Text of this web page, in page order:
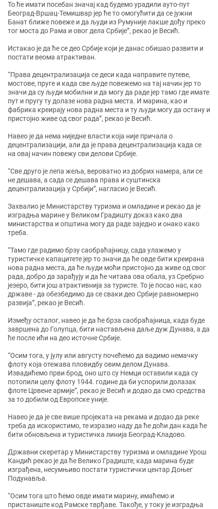
То ће имати посебан значај кад будемо урадили ауто-пут
Београд-Вршац-Темишвар јер ће то омогућити да се јужни
Банат ближе повеже и да људи из Румуније лакше дођу преко
тог моста до Рама и овог дела Србије”, рекао је Весић.
Истакао је да ће се део Србије који је данас обишао развити и
постати веома атрактиван.
“Права децентрализација се деси када направите путеве,
мостове, пруге и када све људе повежемо на тај начин јер то
значи да су људи мобилни и да могу да раде јер тамо где имате
пут и пругу ту долазе нова радна места. И марина, као и
фабрика креирају нова радна места и ту људи могу да остану и
пристојно живе од свог рада”, рекао је Весић.
Навео је да нема ниједне власти која није причала о
децентрализацији, али да је права децентрализација када се
на овај начин повежу сви делови Србије.
“Све друго је лепа жеља, вероватно из добрих намера, али се
не дешава, а сада се дешава права и суштинска
децентрализација у Србији”, нагласио је Весић.
Захвалио је Министарству туризма и омладине и рекао да је
изградња марине у Великом Градишту доказ како два
министарства и општина могу да раде заједно и онако како
треба.
“Тамо где радимо брзу саобраћајницу, сада улажемо у
туристичке капацитете јер то значи да ће овде бити креирана
нова радна места, да ће људи моћи пристојно да живе од свог
рада, добро да зарађују и да ће читава ова обала, уз Сребрно
језеро, бити још атрактивнија за туристе. То је посао нас, као
државе - да обезбедимо да се сваки део Србије равномерно
развија”, рекао је Весић.
Између осталог, навео је да ће брза саобраћајница, када буде
завршена до Голупца, бити настављена даље дуж Дунава, а да
ће после ићи на део источне Србије.
“Осим тога, у јулу или августу почећемо да вадимо немачку
флоту која отежава пловидбу овим делом Дунава.
Извадићемо први брод, оно што су Немци оставили када су
потопили целу флоту 1944. године да би успорили долазак
флоте Црвене армије”, рекао је Весић и додао да смо средства
за то добили од Европске уније.
Навео је да је све више пројеката на рекама и додао да реке
треба да искористимо, те изразио наду да ће доћи дан када ће
бити обновљена и туристичка линија Београд-Кладово.
Државни скеретар у Министарству туризма и омладине Урош
Кандић рекао је да ће Велико Градиште, када марина буде
изграђена, несумњиво постати туристички центар Доњег
Подунавља.
“Осим тога што ћемо овде имати марину, имаћемо и
пристаниште код Рамске тврђаве. Такође, у току је изградња